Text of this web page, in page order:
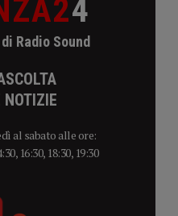
4
Radio Sound
NOTIZIE
al sabato alle ore:
16:30, 18:30, 19:30